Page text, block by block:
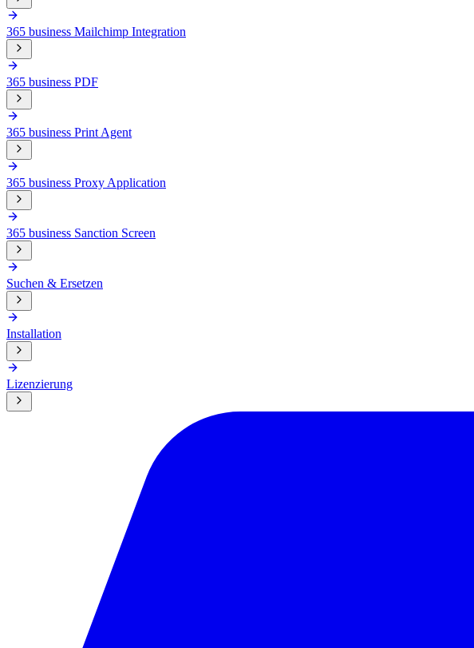
365 business Mailchimp Integration
365 business PDF
365 business Print Agent
365 business Proxy Application
365 business Sanction Screen
Suchen & Ersetzen
Installation
Lizenzierung